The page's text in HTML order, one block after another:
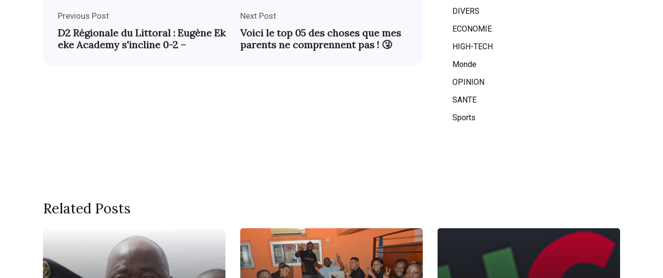
Previous Post
D2 Régionale du Littoral : Eugène Ek
eke Academy s'incline 0-2 –
Next Post
Voici le top 05 des choses que mes
parents ne comprennent pas ! 🤧
DIVERS
ECONOMIE
HIGH-TECH
Monde
OPINION
SANTE
Sports
Related Posts